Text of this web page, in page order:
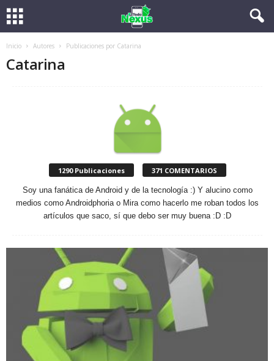
Inicio Autores Publicaciones por Catarina
Catarina
1290 Publicaciones 371 COMENTARIOS
Soy una fanática de Android y de la tecnología :) Y alucino como
medios como Androidphoria o Mira como hacerlo me roban todos los
artículos que saco, sí que debo ser muy buena :D :D